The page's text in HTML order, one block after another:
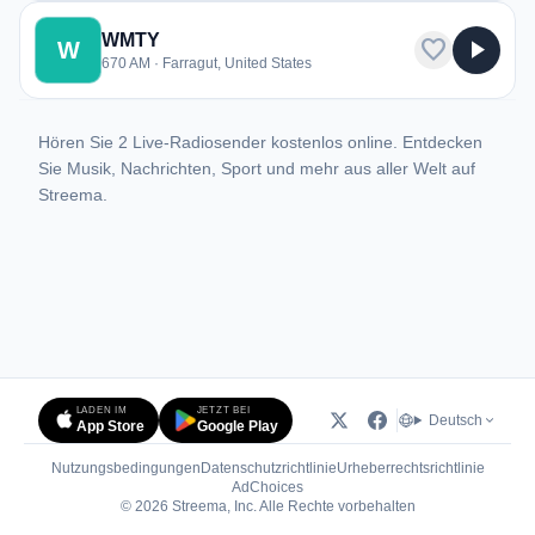
W WMTY
670 AM · Farragut, United States favorite play_arrow
Hören Sie 2 Live-Radiosender kostenlos online. Entdecken
Sie Musik, Nachrichten, Sport und mehr aus aller Welt auf
Streema.
LADEN IM
App Store
JETZT BEI
Google Play Deutsch
Nutzungsbedingungen DatenschutzrichtlinieUrheberrechtsrichtlinie
AdChoices(öffnet in neuem Tab)
© 2026 Streema, Inc. Alle Rechte vorbehalten